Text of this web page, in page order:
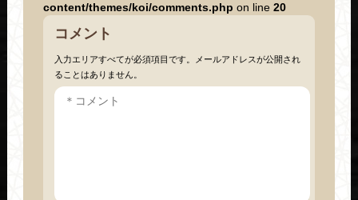
content/themes/koi/comments.php on line 20
コメント
入力エリアすべてが必須項目です。メールアドレスが公開され
ることはありません。